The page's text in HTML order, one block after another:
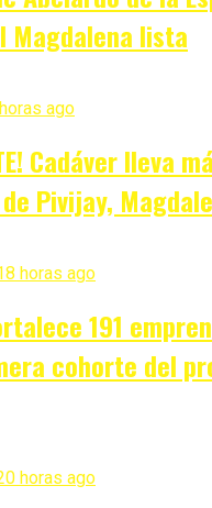
Magdalena lista
ago
Cadáver lleva
Pivijay,
horas ago
191
cohorte del
horas ago